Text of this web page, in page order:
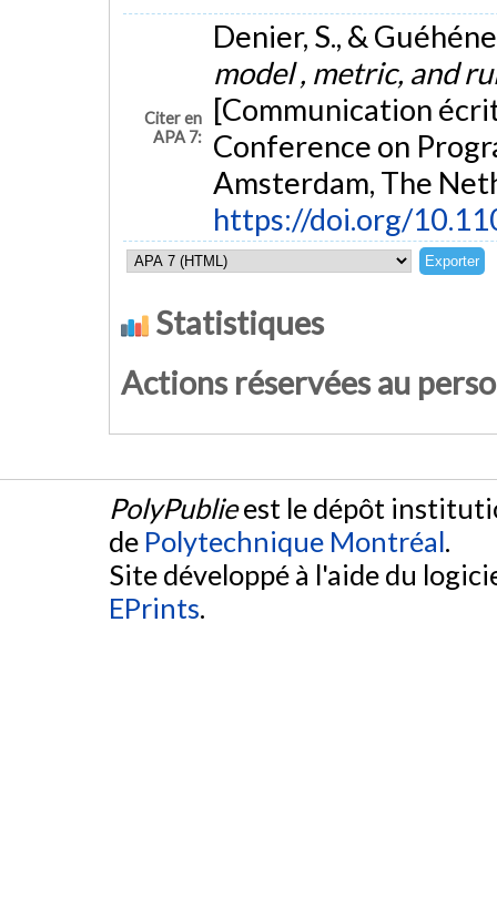
Citer en
APA 7:
Denier, S., &
model , metric, and
[Communication
Conference on
Amsterdam, The
https://doi.org/
Statistiques
Actions réservées au
PolyPublieest le dépôt
de Polytechnique Montréal.
Site développé à l'aide du
EPrints.